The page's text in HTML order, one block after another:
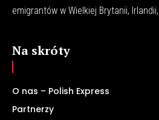
emigrantów w Wielkiej Brytanii,
Na skróty
O nas – Polish Express
Partnerzy